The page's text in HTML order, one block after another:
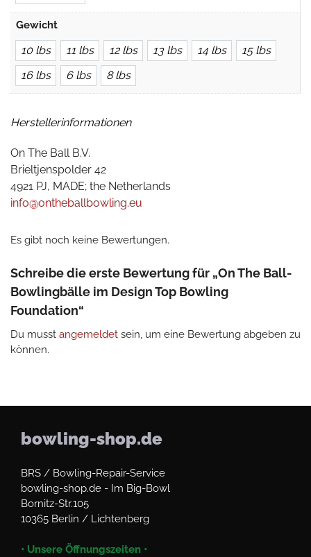
Gewicht
10 lbs 11 lbs 12 lbs 13 lbs 14 lbs
15 lbs
16 lbs
6 lbs 8 lbs
Herstellerinformationen
On The Ball B.V.
Brieltjenspolder 42
4921 PJ, MADE; the Netherlands
info@ontheballbowling.eu
Es gibt noch keine Bewertungen.
Schreibe die erste Bewertung für „On The Ball-
Bowlingbälle im Design Top Bowling
Foundation“
Du musst angemeldet sein, um eine Bewertung abgeben zu
können.
bowling-shop.de
BRS / Bowling-Repair-Service
bowling-shop.de - Im Big-Bowl
Bornitz-Str.105
10365 Berlin / Lichtenberg
• Unsere Öffnungszeiten •